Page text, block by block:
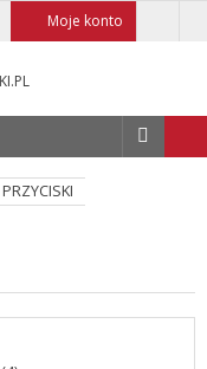
Moje konto